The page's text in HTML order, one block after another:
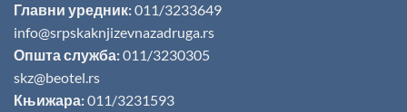
Главни уредник:011/3233649
info@srpskaknjizevnazadruga.rs
Општа служба:011/3230305
skz@beotel.rs
Књижара:011/3231593